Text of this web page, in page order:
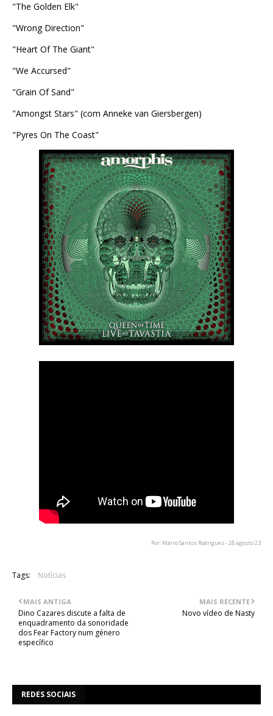
"The Golden Elk"
"Wrong Direction"
"Heart Of The Giant"
"We Accursed"
"Grain Of Sand"
"Amongst Stars" (com Anneke van Giersbergen)
"Pyres On The Coast"
Por: Mário Santos Rodrigues - 28 agosto 23
Tags: Notícias
MAIS RECENTE
Novo vídeo de Nasty
MAIS ANTIGA
Dino Cazares discute a falta de
enquadramento da sonoridade
dos Fear Factory num género
específico
REDES SOCIAIS